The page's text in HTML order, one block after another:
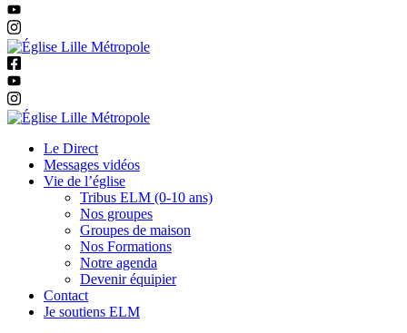
Le Direct
Messages vidéos
Vie de l’église
Tribus ELM (0-10 ans)
Nos groupes
Groupes de maison
Nos Formations
Notre agenda
Devenir équipier
Contact
Je soutiens ELM